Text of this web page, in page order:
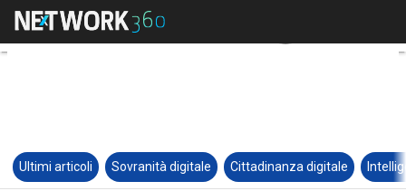
Ultimi articoli Sovranità digitale Cittadinanza digitale